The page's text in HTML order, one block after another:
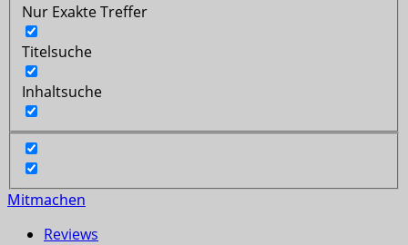
Nur Exakte Treffer
Titelsuche
Inhaltsuche
Mitmachen
Reviews